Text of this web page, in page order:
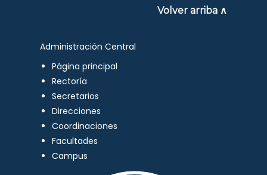
Volver arriba ∧
Administración Central
Página principal
Rectoría
Secretarios
Direcciones
Coordinaciones
Facultades
Campus